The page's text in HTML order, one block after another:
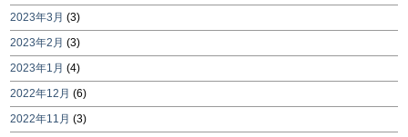
2023年3月 (3)
2023年2月 (3)
2023年1月 (4)
2022年12月 (6)
2022年11月 (3)